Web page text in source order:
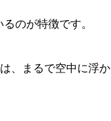
のが特徴です。
、まるで空中に浮か